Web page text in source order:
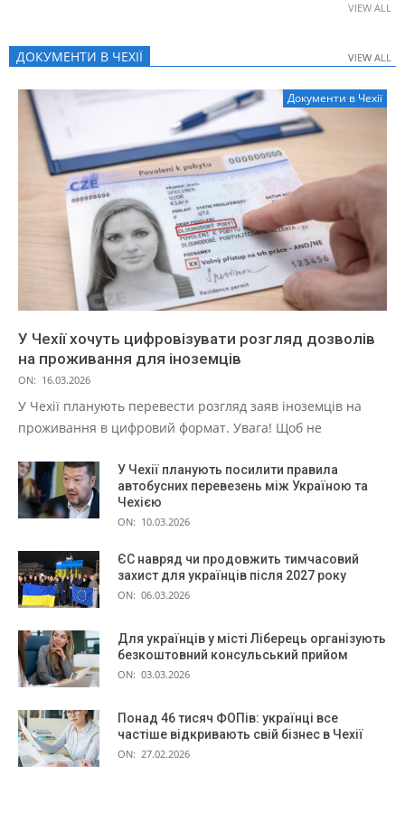
VIEW ALL
ДОКУМЕНТИ В ЧЕХІЇ VIEW ALL
Документи в Чехії
У Чехії хочуть цифровізувати розгляд дозволів
на проживання для іноземців
ON: 16.03.2026
У Чехії планують перевести розгляд заяв іноземців на
проживання в цифровий формат. Увага! Щоб не
У Чехії планують посилити правила
автобусних перевезень між Україною та
Чехією
ON: 10.03.2026
ЄС навряд чи продовжить тимчасовий
захист для українців після 2027 року
ON: 06.03.2026
Для українців у місті Ліберець організують
безкоштовний консульський прийом
ON: 03.03.2026
Понад 46 тисяч ФОПів: українці все
частіше відкривають свій бізнес в Чехії
ON: 27.02.2026
VIEW ALL